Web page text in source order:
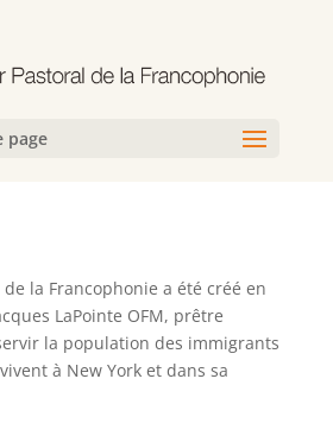
page
la Francophonie a été créé en
LaPointe OFM, prêtre
la population des immigrants
à New York et dans sa